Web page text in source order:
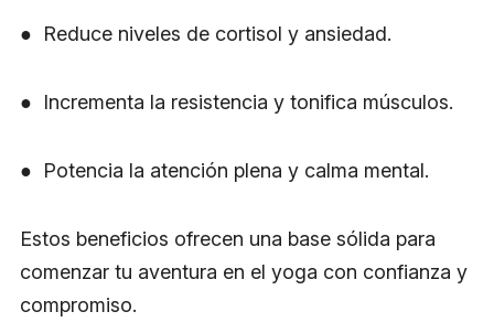
● Reduce niveles de cortisol y ansiedad.
● Incrementa la resistencia y tonifica músculos.
● Potencia la atención plena y calma mental.
Estos beneficios ofrecen una base sólida para
comenzar tu aventura en el yoga con confianza y
compromiso.